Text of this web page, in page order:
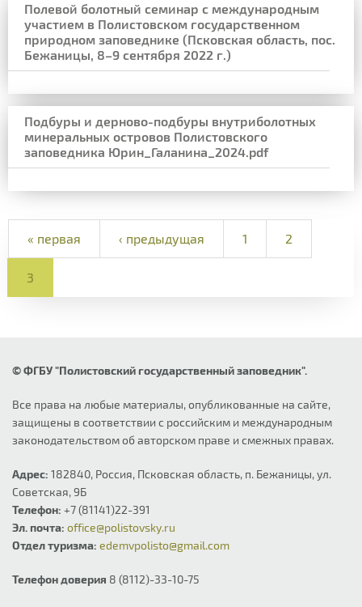
Полевой болотный семинар с международным
участием в Полистовском государственном
природном заповеднике (Псковская область, пос.
Бежаницы, 8–9 сентября 2022 г.)
Подбуры и дерново-подбуры внутриболотных
минеральных островов Полистовского
заповедника Юрин_Галанина_2024.pdf
« первая ‹ предыдущая 1 2
3
© ФГБУ "Полистовский государственный заповедник".
Все права на любые материалы, опубликованные на сайте,
защищены в соответствии с российским и международным
законодательством об авторском праве и смежных правах.
Адрес: 182840, Россия, Псковская область, п. Бежаницы, ул.
Советская, 9Б
Телефон: +7 (81141)22-391
Эл. почта: office@polistovsky.ru
Отдел туризма: edemvpolisto@gmail.com
Телефон доверия 8 (8112)-33-10-75